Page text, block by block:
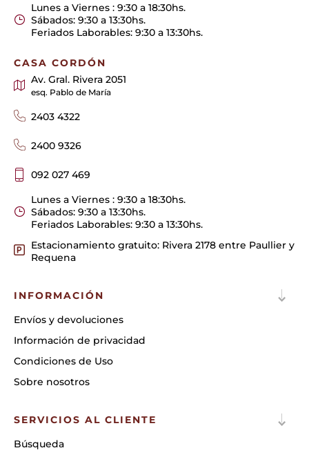
Lunes a Viernes : 9:30 a 18:30hs.
Sábados: 9:30 a 13:30hs.
Feriados Laborables: 9:30 a 13:30hs.
CASA CORDÓN
Av. Gral. Rivera 2051
esq. Pablo de María
2403 4322
2400 9326
092 027 469
Lunes a Viernes : 9:30 a 18:30hs.
Sábados: 9:30 a 13:30hs.
Feriados Laborables: 9:30 a 13:30hs.
Estacionamiento gratuito: Rivera 2178 entre Paullier y
Requena
INFORMACIÓN
Envíos y devoluciones
Información de privacidad
Condiciones de Uso
Sobre nosotros
SERVICIOS AL CLIENTE
Búsqueda